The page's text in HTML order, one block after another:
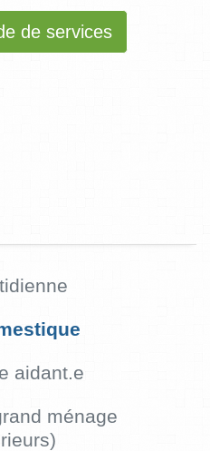
de services
aidant.e
ménage